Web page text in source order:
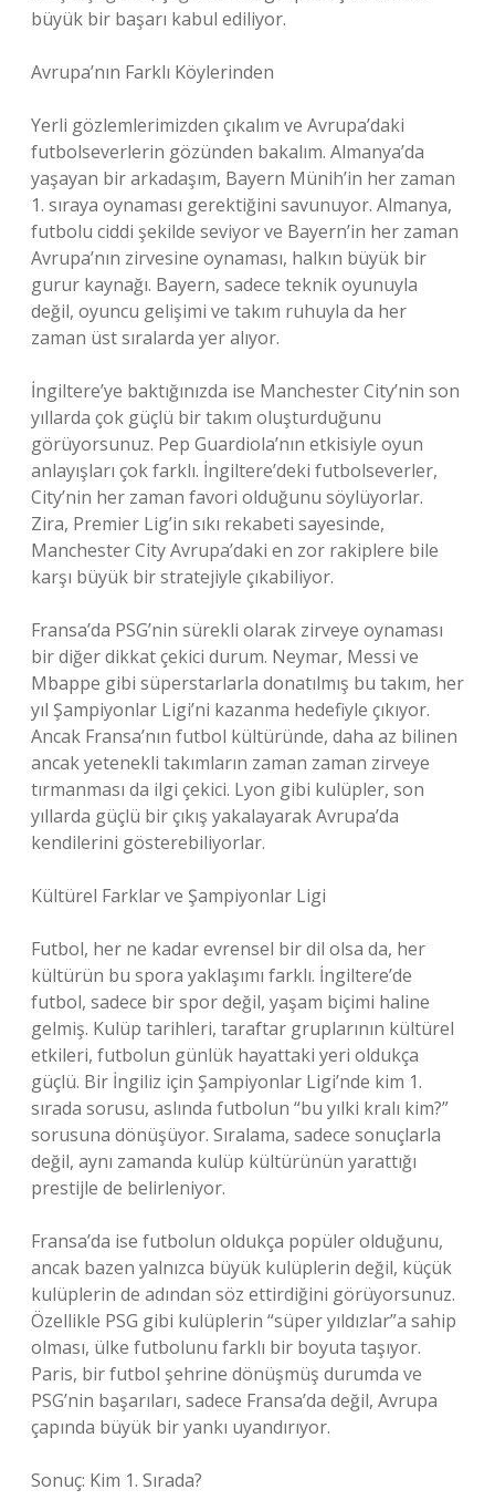
büyük bir başarı kabul ediliyor.
Avrupa’nın Farklı Köylerinden
Yerli gözlemlerimizden çıkalım ve Avrupa’daki
futbolseverlerin gözünden bakalım. Almanya’da
yaşayan bir arkadaşım, Bayern Münih’in her zaman
1. sıraya oynaması gerektiğini savunuyor. Almanya,
futbolu ciddi şekilde seviyor ve Bayern’in her zaman
Avrupa’nın zirvesine oynaması, halkın büyük bir
gurur kaynağı. Bayern, sadece teknik oyunuyla
değil, oyuncu gelişimi ve takım ruhuyla da her
zaman üst sıralarda yer alıyor.
İngiltere’ye baktığınızda ise Manchester City’nin son
yıllarda çok güçlü bir takım oluşturduğunu
görüyorsunuz. Pep Guardiola’nın etkisiyle oyun
anlayışları çok farklı. İngiltere’deki futbolseverler,
City’nin her zaman favori olduğunu söylüyorlar.
Zira, Premier Lig’in sıkı rekabeti sayesinde,
Manchester City Avrupa’daki en zor rakiplere bile
karşı büyük bir stratejiyle çıkabiliyor.
Fransa’da PSG’nin sürekli olarak zirveye oynaması
bir diğer dikkat çekici durum. Neymar, Messi ve
Mbappe gibi süperstarlarla donatılmış bu takım, her
yıl Şampiyonlar Ligi’ni kazanma hedefiyle çıkıyor.
Ancak Fransa’nın futbol kültüründe, daha az bilinen
ancak yetenekli takımların zaman zaman zirveye
tırmanması da ilgi çekici. Lyon gibi kulüpler, son
yıllarda güçlü bir çıkış yakalayarak Avrupa’da
kendilerini gösterebiliyorlar.
Kültürel Farklar ve Şampiyonlar Ligi
Futbol, her ne kadar evrensel bir dil olsa da, her
kültürün bu spora yaklaşımı farklı. İngiltere’de
futbol, sadece bir spor değil, yaşam biçimi haline
gelmiş. Kulüp tarihleri, taraftar gruplarının kültürel
etkileri, futbolun günlük hayattaki yeri oldukça
güçlü. Bir İngiliz için Şampiyonlar Ligi’nde kim 1.
sırada sorusu, aslında futbolun “bu yılki kralı kim?”
sorusuna dönüşüyor. Sıralama, sadece sonuçlarla
değil, aynı zamanda kulüp kültürünün yarattığı
prestijle de belirleniyor.
Fransa’da ise futbolun oldukça popüler olduğunu,
ancak bazen yalnızca büyük kulüplerin değil, küçük
kulüplerin de adından söz ettirdiğini görüyorsunuz.
Özellikle PSG gibi kulüplerin “süper yıldızlar”a sahip
olması, ülke futbolunu farklı bir boyuta taşıyor.
Paris, bir futbol şehrine dönüşmüş durumda ve
PSG’nin başarıları, sadece Fransa’da değil, Avrupa
çapında büyük bir yankı uyandırıyor.
Sonuç: Kim 1. Sırada?